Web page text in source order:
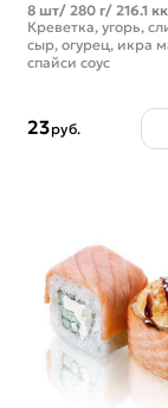
8 шт/ 280 г/ 216.1
Креветка, угорь,
сыр, огурец, икра
спайси соус
23руб.